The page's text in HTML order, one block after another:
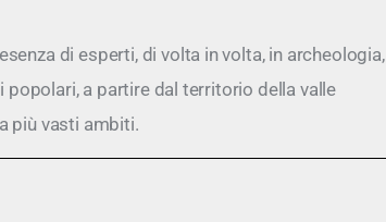
di esperti, di volta in volta, in archeologia,
popolari, a partire dal territorio della valle
più vasti ambiti.